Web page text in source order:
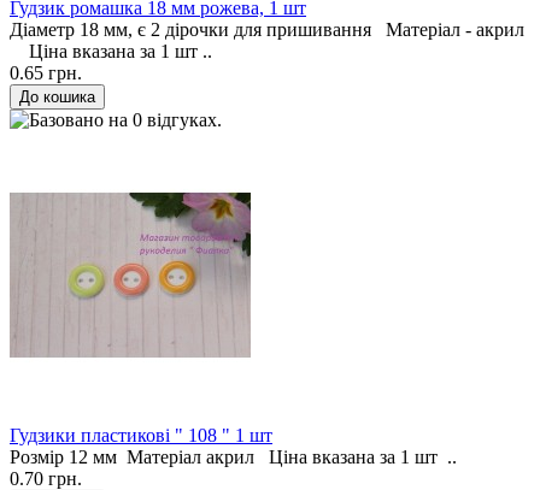
Гудзик ромашка 18 мм рожева, 1 шт
Діаметр 18 мм, є 2 дірочки для пришивання Матеріал - акрил
Ціна вказана за 1 шт ..
0.65 грн.
Гудзики пластикові " 108 " 1 шт
Розмір 12 мм Матеріал акрил Ціна вказана за 1 шт ..
0.70 грн.